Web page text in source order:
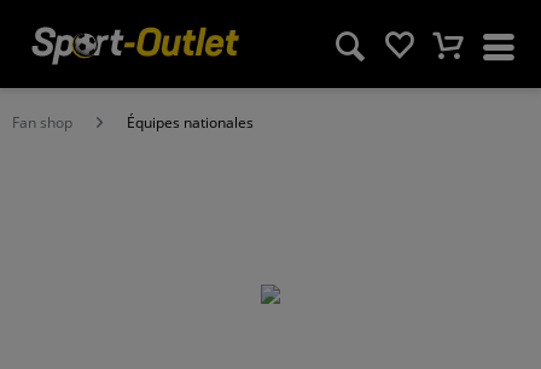
Fan shop Équipes nationales